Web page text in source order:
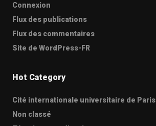
Connexion
Flux des publications
Flux des commentaires
Site de WordPress-FR
Hot Category
Cité internationale universitaire de Paris
Non classé